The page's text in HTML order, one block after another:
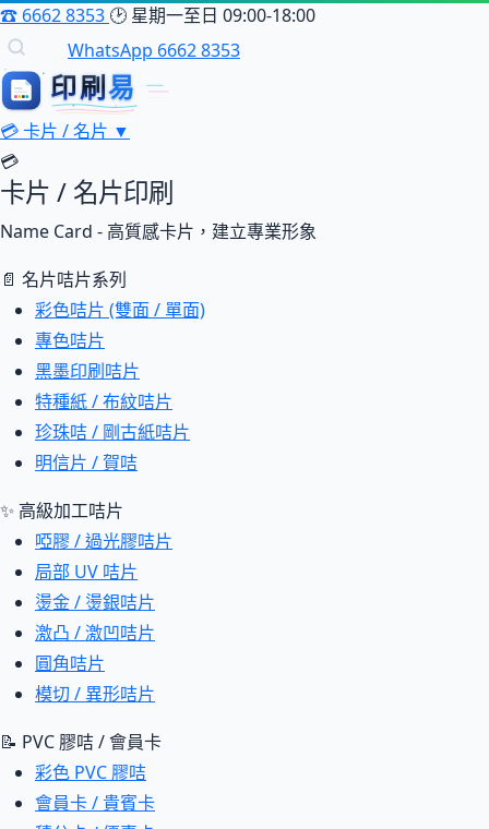
☎ 6662 8353 🕑 星期一至日 09:00-18:00
WhatsApp 6662 8353
印刷易
印刷易
💳卡片 / 名片 ▼
💳
卡片 / 名片印刷
Name Card - 高質感卡片，建立專業形象
📄 名片咭片系列
彩色咭片 (雙面 / 單面)
專色咭片
黑墨印刷咭片
特種紙 / 布紋咭片
珍珠咭 / 剛古紙咭片
明信片 / 賀咭
✨ 高級加工咭片
啞膠 / 過光膠咭片
局部 UV 咭片
燙金 / 燙銀咭片
激凸 / 激凹咭片
圓角咭片
模切 / 異形咭片
📝 PVC 膠咭 / 會員卡
彩色 PVC 膠咭
會員卡 / 貴賓卡